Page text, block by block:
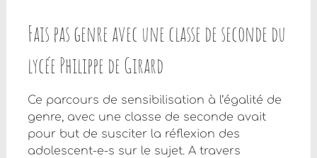
Fais pas genre avec une classe de seconde du
lycée Philippe de Girard
Ce parcours de sensibilisation à l’égalité de
genre, avec une classe de seconde avait
pour but de susciter la réflexion des
adolescent-e-s sur le sujet. A travers